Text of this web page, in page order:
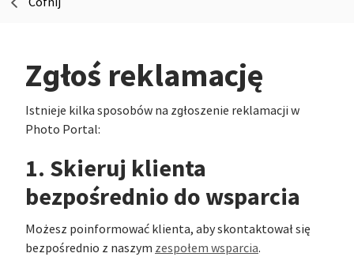
Zgłoś reklamację
Istnieje kilka sposobów na zgłoszenie reklamacji w
Photo Portal:
1. Skieruj klienta
bezpośrednio do wsparcia
Możesz poinformować klienta, aby skontaktował się
bezpośrednio z naszym zespołem wsparcia.